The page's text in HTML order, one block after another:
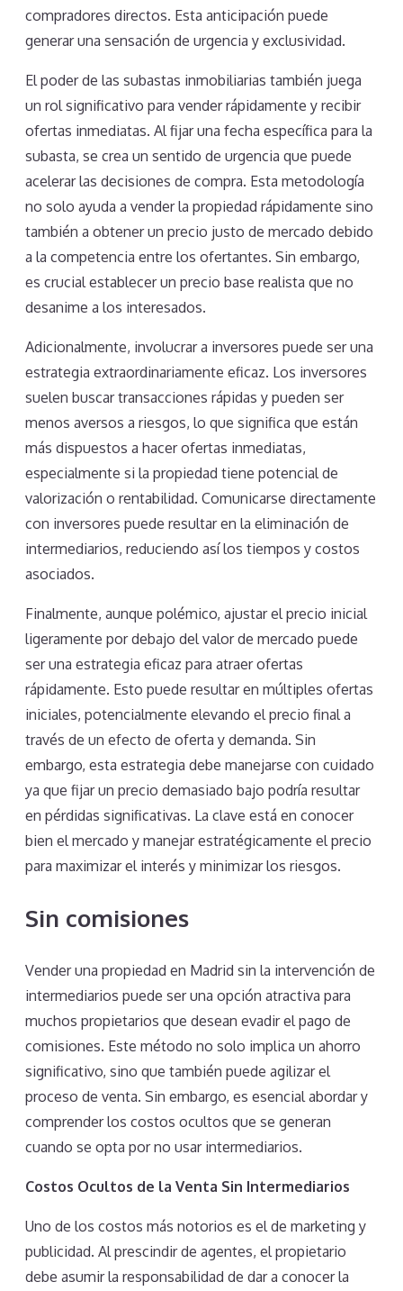
compradores directos. Esta anticipación puede
generar una sensación de urgencia y exclusividad.
El poder de las subastas inmobiliarias también juega
un rol significativo para vender rápidamente y recibir
ofertas inmediatas. Al fijar una fecha específica para la
subasta, se crea un sentido de urgencia que puede
acelerar las decisiones de compra. Esta metodología
no solo ayuda a vender la propiedad rápidamente sino
también a obtener un precio justo de mercado debido
a la competencia entre los ofertantes. Sin embargo,
es crucial establecer un precio base realista que no
desanime a los interesados.
Adicionalmente, involucrar a inversores puede ser una
estrategia extraordinariamente eficaz. Los inversores
suelen buscar transacciones rápidas y pueden ser
menos aversos a riesgos, lo que significa que están
más dispuestos a hacer ofertas inmediatas,
especialmente si la propiedad tiene potencial de
valorización o rentabilidad. Comunicarse directamente
con inversores puede resultar en la eliminación de
intermediarios, reduciendo así los tiempos y costos
asociados.
Finalmente, aunque polémico, ajustar el precio inicial
ligeramente por debajo del valor de mercado puede
ser una estrategia eficaz para atraer ofertas
rápidamente. Esto puede resultar en múltiples ofertas
iniciales, potencialmente elevando el precio final a
través de un efecto de oferta y demanda. Sin
embargo, esta estrategia debe manejarse con cuidado
ya que fijar un precio demasiado bajo podría resultar
en pérdidas significativas. La clave está en conocer
bien el mercado y manejar estratégicamente el precio
para maximizar el interés y minimizar los riesgos.
Sin comisiones
Vender una propiedad en Madrid sin la intervención de
intermediarios puede ser una opción atractiva para
muchos propietarios que desean evadir el pago de
comisiones. Este método no solo implica un ahorro
significativo, sino que también puede agilizar el
proceso de venta. Sin embargo, es esencial abordar y
comprender los costos ocultos que se generan
cuando se opta por no usar intermediarios.
Costos Ocultos de la Venta Sin Intermediarios
Uno de los costos más notorios es el de marketing y
publicidad. Al prescindir de agentes, el propietario
debe asumir la responsabilidad de dar a conocer la